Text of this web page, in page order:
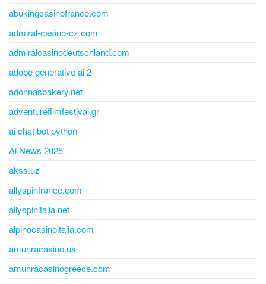
abukingcasinofrance.com
admiral-casino-cz.com
admiralcasinodeutschland.com
adobe generative ai 2
adonnasbakery.net
adventurefilmfestival.gr
ai chat bot python
Ai News 2025
akss.uz
allyspinfrance.com
allyspinitalia.net
alpinocasinoitalia.com
amunracasino.us
amunracasinogreece.com